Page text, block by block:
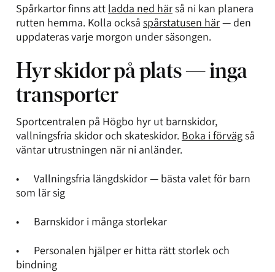
Spårkartor finns att ladda ned härså ni kan planera
rutten hemma. Kolla också spårstatusen här— den
uppdateras varje morgon under säsongen.
Hyr skidor på plats — inga
transporter
Sportcentralen på Högbo hyr ut barnskidor,
vallningsfria skidor och skateskidor. Boka i förvägså
väntar utrustningen när ni anländer.
• Vallningsfria längdskidor — bästa valet för barn
som lär sig
• Barnskidor i många storlekar
• Personalen hjälper er hitta rätt storlek och
bindning